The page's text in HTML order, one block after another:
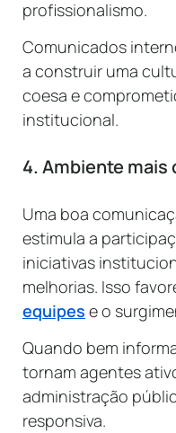
profissionalismo.
Comunicados
a construir uma
coesa e
institucional.
4. Ambiente
Uma boa
estimula a
iniciativas
melhorias. Isso
equipes e o
Quando bem
tornam agentes
administração
responsiva.